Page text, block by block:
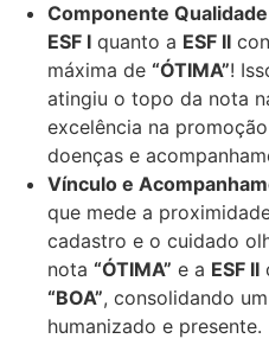
Componente
ESF I quanto a ESF II
máxima de “ÓTIMA”!
atingiu o topo da nota
excelência na
doenças e
Vínculo e
que mede a
cadastro e o cuidado
nota “ÓTIMA” e a ESF II
“BOA”, consolidando
humanizado e presente.